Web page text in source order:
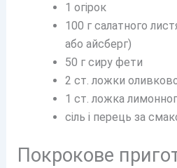
1 огірок
100 г салатного
або айсберг)
50 г сиру фети
2 ст. ложки
1 ст. ложка
сіль і перець за
Покрокове